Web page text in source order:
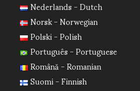
Nederlands - Dutch
Norsk - Norwegian
Polski - Polish
Português - Portuguese
Română - Romanian
Suomi - Finnish